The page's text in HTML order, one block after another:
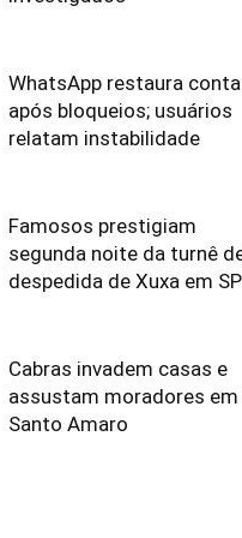
WhatsApp restaura
após bloqueios; usuários
relatam instabilidade
Famosos prestigiam
segunda noite da turnê
despedida de Xuxa em SP
Cabras invadem casas e
assustam moradores em
Santo Amaro